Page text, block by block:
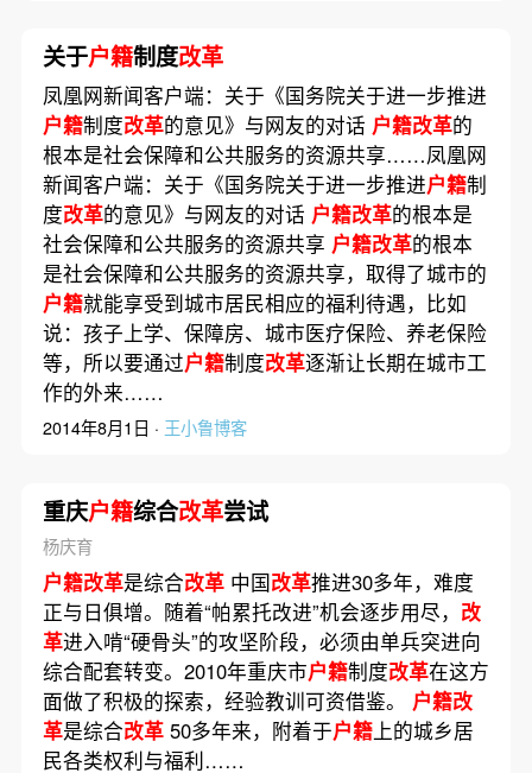
关于户籍制度改革
凤凰网新闻客户端：关于《国务院关于进一步推进
户籍制度改革的意见》与网友的对话 户籍改革的
根本是社会保障和公共服务的资源共享……凤凰网
新闻客户端：关于《国务院关于进一步推进户籍制
度改革的意见》与网友的对话 户籍改革的根本是
社会保障和公共服务的资源共享 户籍改革的根本
是社会保障和公共服务的资源共享，取得了城市的
户籍就能享受到城市居民相应的福利待遇，比如
说：孩子上学、保障房、城市医疗保险、养老保险
等，所以要通过户籍制度改革逐渐让长期在城市工
作的外来……
2014年8月1日 · 王小鲁博客
重庆户籍综合改革尝试
杨庆育
户籍改革是综合改革中国改革推进30多年，难度
正与日俱增。随着“帕累托改进”机会逐步用尽， 改
革进入啃“硬骨头”的攻坚阶段，必须由单兵突进向
综合配套转变。2010年重庆市户籍制度改革在这方
面做了积极的探索，经验教训可资借鉴。 户籍改
革是综合改革50多年来，附着于户籍上的城乡居
民各类权利与福利……